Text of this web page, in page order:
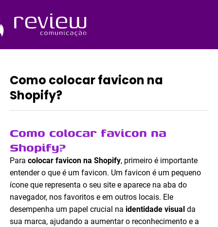
o
conteúdo
Como colocar favicon na
Shopify?
Como colocar favicon na
Shopify?
Para colocar favicon na Shopify, primeiro é importante
entender o que é um favicon. Um favicon é um pequeno
ícone que representa o seu site e aparece na aba do
navegador, nos favoritos e em outros locais. Ele
desempenha um papel crucial na identidade visual da
sua marca, ajudando a aumentar o reconhecimento e a